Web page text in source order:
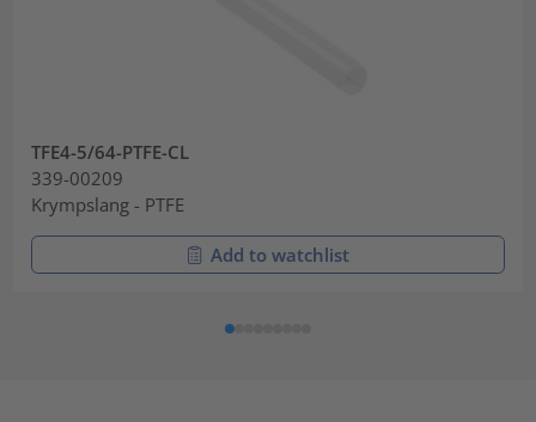
TFE4-5/64-PTFE-CL
339-00209
Krympslang - PTFE
Add to watchlist